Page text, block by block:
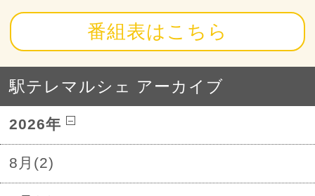
番組表はこちら
駅テレマルシェ アーカイブ
2026年
8月(2)